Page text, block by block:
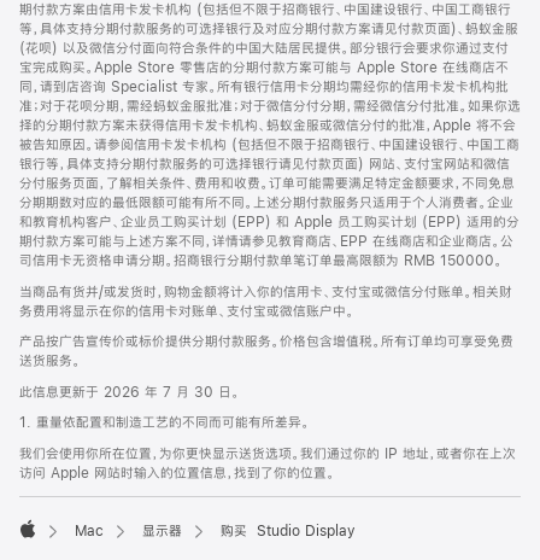
期付款方案由信用卡发卡机构 (包括但不限于招商银行、中国建设银行、中国工商银行
等，具体支持分期付款服务的可选择银行及对应分期付款方案请见付款页面)、蚂蚁金服
(花呗) 以及微信分付面向符合条件的中国大陆居民提供。部分银行会要求你通过支付
宝完成购买。Apple Store 零售店的分期付款方案可能与 Apple Store 在线商店不
同，请到店咨询 Specialist 专家。所有银行信用卡分期均需经你的信用卡发卡机构批
准；对于花呗分期，需经蚂蚁金服批准；对于微信分付分期，需经微信分付批准。如果你选
择的分期付款方案未获得信用卡发卡机构、蚂蚁金服或微信分付的批准，Apple 将不会
被告知原因。请参阅信用卡发卡机构 (包括但不限于招商银行、中国建设银行、中国工商
银行等，具体支持分期付款服务的可选择银行请见付款页面) 网站、支付宝网站和微信
分付服务页面，了解相关条件、费用和收费。订单可能需要满足特定金额要求，不同免息
分期期数对应的最低限额可能有所不同。上述分期付款服务只适用于个人消费者。企业
和教育机构客户、企业员工购买计划 (EPP) 和 Apple 员工购买计划 (EPP) 适用的分
期付款方案可能与上述方案不同，详情请参见教育商店、EPP 在线商店和企业商店。公
司信用卡无资格申请分期。招商银行分期付款单笔订单最高限额为 RMB 150000。
当商品有货并/或发货时，购物金额将计入你的信用卡、支付宝或微信分付账单。相关财
务费用将显示在你的信用卡对账单、支付宝或微信账户中。
产品按广告宣传价或标价提供分期付款服务。价格包含增值税。所有订单均可享受免费
送货服务。
此信息更新于 2026 年 7 月 30 日。
1. 重量依配置和制造工艺的不同而可能有所差异。
我们会使用你所在位置，为你更快显示送货选项。我们通过你的 IP 地址，或者你在上次
访问 Apple 网站时输入的位置信息，找到了你的位置。
Mac 显示器 购买 Studio Display